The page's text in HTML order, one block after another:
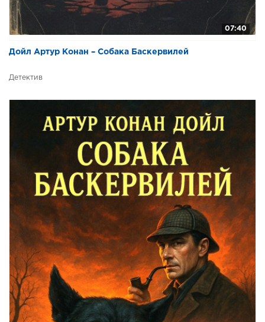
07:40
Дойл Артур Конан – Собака Баскервилей
Детектив